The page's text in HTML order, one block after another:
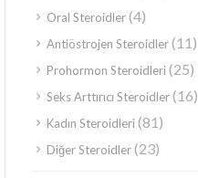
Oral Steroidler(4)
Antiöstrojen Steroidler(11)
Prohormon Steroidleri(25)
Seks Arttırıcı Steroidler(16)
Kadın Steroidleri(81)
Diğer Steroidler(23)